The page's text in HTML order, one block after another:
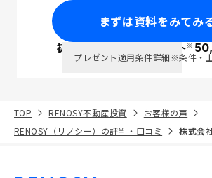
まずは資料をみてみ
初回面談で ポイント※
プレゼント適用条件詳細※条件・
TOP RENOSY不動産投資
お客様の声
RENOSY（リノシー）の評判・口コミ
株式会